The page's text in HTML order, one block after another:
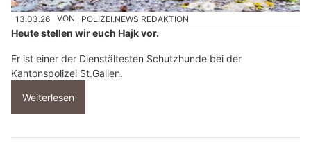
13.03.26 VON POLIZEI.NEWS REDAKTION
Heute stellen wir euch Hajk vor.
Er ist einer der Dienstältesten Schutzhunde bei der
Kantonspolizei St.Gallen.
Weiterlesen